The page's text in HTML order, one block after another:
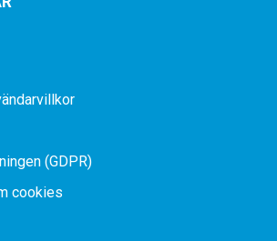
(GDPR)
cookies